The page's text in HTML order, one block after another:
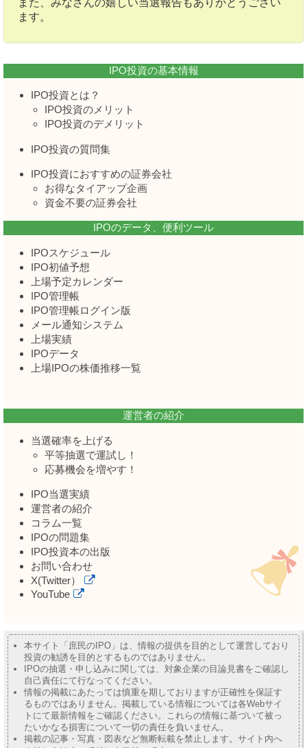
また、みなさんの嬉しい当選報告もありがとうござい
ます。
IPO投資の基本情報
IPO投資とは？
IPO投資のメリット
IPO投資のデメリット
IPO投資の質問集
IPO投資におすすめの証券会社
お得なタイアップ企画
資金不要の証券会社
IPOのデータ、便利ツール
IPOスケジュール
IPO初値予想
上場予定カレンダー
IPO管理帳
IPO管理帳ログイン版
メール通知システム
上場実績
IPOデータ
上場IPOの株価推移一覧
運営者の紹介
当選確率を上げる
平等抽選で運試し！
応募機会を増やす！
IPO当選実績
運営者の紹介
コラム一覧
IPOの問題集
IPO投資本の出版
お問い合わせ
X(Twitter）
YouTube
本サイト「庶民のIPO」は、情報の提供を目的として運営しており
投資の勧誘を目的とするものではありません。
IPOの抽選・申し込みに関しては、対象企業の目論見書をご確認し
自己責任にて行なってください。
情報の掲載にあたっては慎重を期しておりますが正確性を保証す
るものではありません。掲載している情報については各Webサイ
トにて最新情報をご確認ください。これらの情報に基づいて被っ
たいかなる損害について一切の責任を負いません。
掲載の記事・写真・図表など無断転載を禁止します。サイト内へ